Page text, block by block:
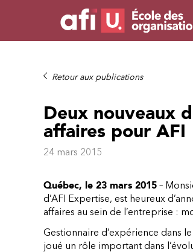
Retour aux publications
Deux nouveaux
affaires pour AFI
24 mars 2015
Québec, le 23 mars 2015 –
d’AFI Expertise, est heureux
affaires au sein de l’entreprise :
Gestionnaire d’expérience dans
joué un rôle important dans